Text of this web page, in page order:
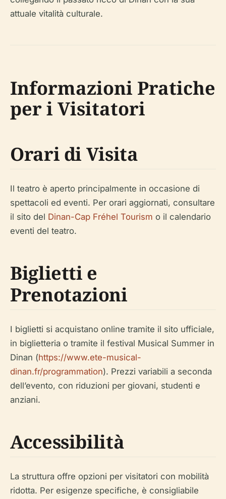
attuale vitalità culturale.
Informazioni Pratiche
per i Visitatori
Orari di Visita
Il teatro è aperto principalmente in occasione di
spettacoli ed eventi. Per orari aggiornati, consultare
il sito del Dinan-Cap Fréhel Tourism o il calendario
eventi del teatro.
Biglietti e
Prenotazioni
I biglietti si acquistano online tramite il sito ufficiale,
in biglietteria o tramite il festival Musical Summer in
Dinan (https://www.ete-musical-
dinan.fr/programmation). Prezzi variabili a seconda
dell’evento, con riduzioni per giovani, studenti e
anziani.
Accessibilità
La struttura offre opzioni per visitatori con mobilità
ridotta. Per esigenze specifiche, è consigliabile